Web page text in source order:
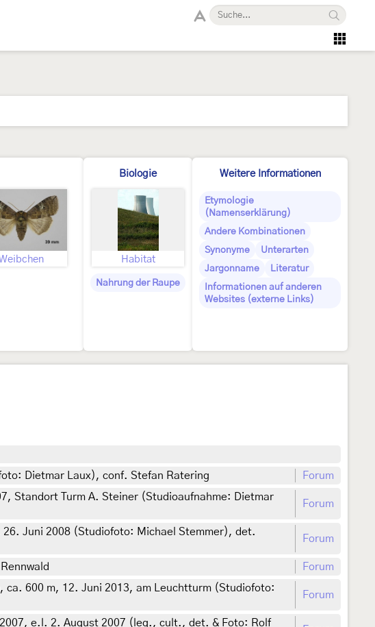
Biologie
Habitat
Nahrung der Raupe
Weitere Informationen
Etymologie
(Namenserklärung)
Andere Kombinationen
Synonyme
Unterarten
Jargonname
Literatur
Informationen auf anderen
Websites (externe Links)
Dietmar Laux), conf. Stefan Ratering
Forum
Standort Turm A. Steiner (Studioaufnahme: Dietmar
Forum
Juni 2008 (Studiofoto: Michael Stemmer), det.
Forum
Forum
ca. 600 m, 12. Juni 2013, am Leuchtturm (Studiofoto:
Forum
e.l. 2. August 2007 (leg., cult., det. & Foto: Rolf